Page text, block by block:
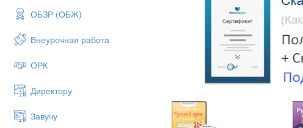
ОБЗР (ОБЖ)
Внеурочная работа
ОРК
Директору
Завучу
учителя начальных классов
МОУ средней общеобразовательной
школы №3 г. Ростова
Научный руководитель: